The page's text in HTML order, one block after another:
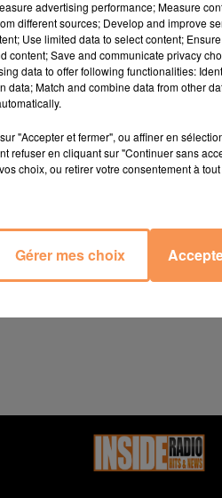
à 1 euro et du dispositif
advertising performance; Measure
different sources; Develop and improve
Use limited data to select content;
content; Save and communicate privacy
data to offer following functionalities:
data; Match and combine data from other
"Accepter et fermer", ou affiner en
refuser en cliquant sur "Continuer sans
choix, ou retirer votre consentement à
Gérer mes choix